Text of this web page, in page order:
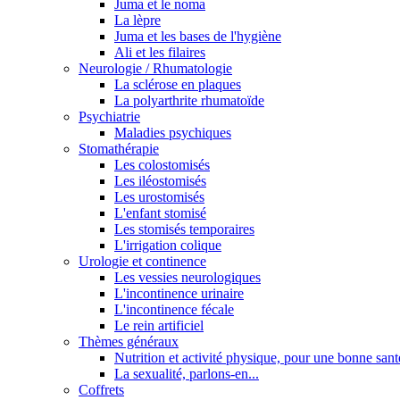
Juma et le noma
La lèpre
Juma et les bases de l'hygiène
Ali et les filaires
Neurologie / Rhumatologie
La sclérose en plaques
La polyarthrite rhumatoïde
Psychiatrie
Maladies psychiques
Stomathérapie
Les colostomisés
Les iléostomisés
Les urostomisés
L'enfant stomisé
Les stomisés temporaires
L'irrigation colique
Urologie et continence
Les vessies neurologiques
L'incontinence urinaire
L'incontinence fécale
Le rein artificiel
Thèmes généraux
Nutrition et activité physique, pour une bonne
La sexualité, parlons-en...
Coffrets